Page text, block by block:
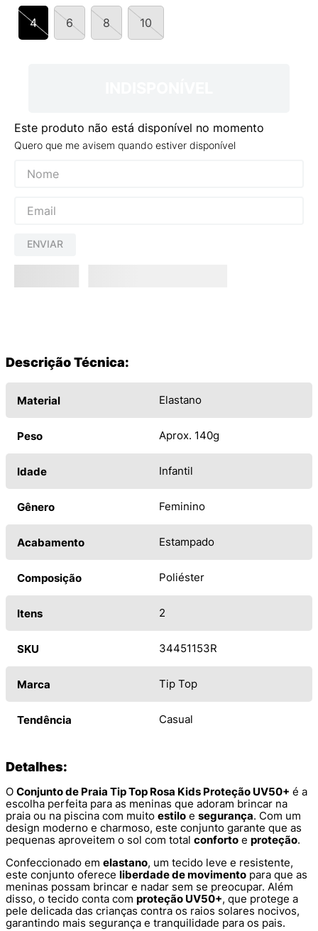
4 6 8 10
Este produto não está disponível no momento
Quero que me avisem quando estiver disponível
ENVIAR
Descrição Técnica:
Material Elastano
Peso Aprox. 140g
Idade Infantil
Gênero Feminino
Acabamento Estampado
Composição Poliéster
Itens 2
SKU 34451153R
Marca Tip Top
Tendência Casual
Detalhes:
O Conjunto de Praia Tip Top Rosa Kids Proteção UV50+ é a
escolha perfeita para as meninas que adoram brincar na
praia ou na piscina com muito estilo e segurança. Com um
design moderno e charmoso, este conjunto garante que as
pequenas aproveitem o sol com total conforto e proteção.
Confeccionado em elastano, um tecido leve e resistente,
este conjunto oferece liberdade de movimento para que as
meninas possam brincar e nadar sem se preocupar. Além
disso, o tecido conta com proteção UV50+, que protege a
pele delicada das crianças contra os raios solares nocivos,
garantindo mais segurança e tranquilidade para os pais.
9º
VANS TÊNIS VANS ULTRARANGE
10º NEW BALANCE 204L